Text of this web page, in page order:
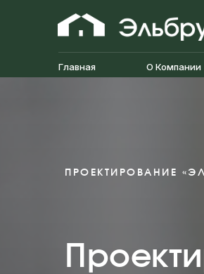
О Компании
Главная
ПРОЕКТИРОВАНИЕ